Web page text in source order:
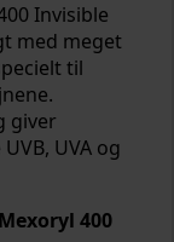
Invisible
med meget
til
giver
UVA og
400